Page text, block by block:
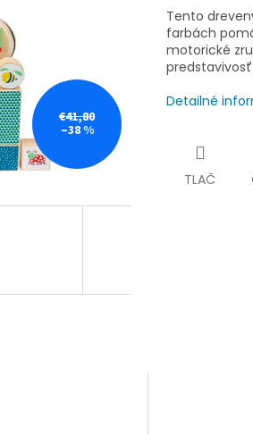
€41,80
–38 %
Tento
farbách
motorické
Detailné
TLAČ